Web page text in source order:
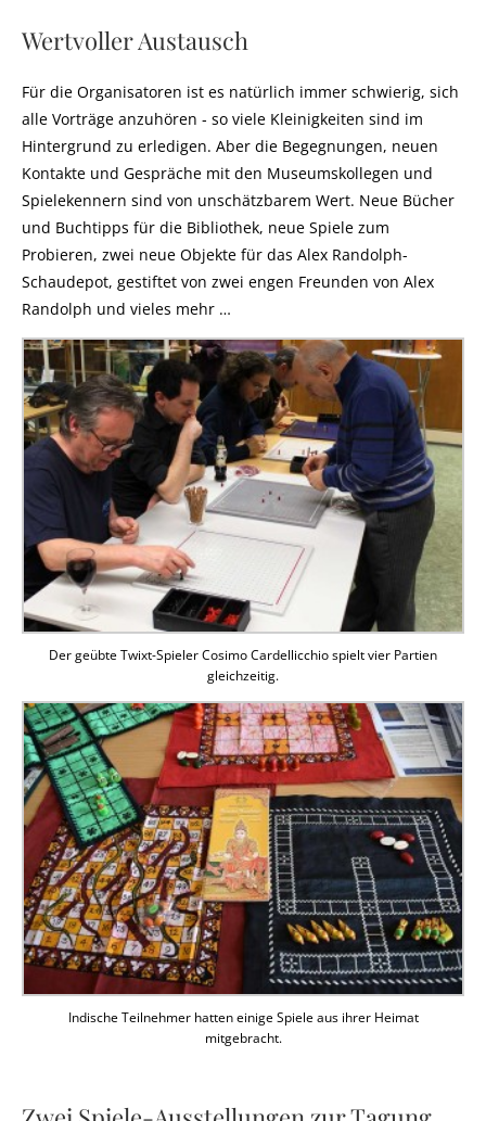
Wertvoller Austausch
Für die Organisatoren ist es natürlich immer schwierig, sich
alle Vorträge anzuhören ‑ so viele Kleinigkeiten sind im
Hintergrund zu erledigen. Aber die Begegnungen, neuen
Kontakte und Gespräche mit den Museumskollegen und
Spielekennern sind von unschätzbarem Wert. Neue Bücher
und Buchtipps für die Bibliothek, neue Spiele zum
Probieren, zwei neue Objekte für das Alex Randolph-
Schaudepot, gestiftet von zwei engen Freunden von Alex
Randolph und vieles mehr …
Der geübte Twixt-Spieler Cosimo Cardellicchio spielt vier Partien
gleichzeitig.
Indische Teilnehmer hatten einige Spiele aus ihrer Heimat
mitgebracht.